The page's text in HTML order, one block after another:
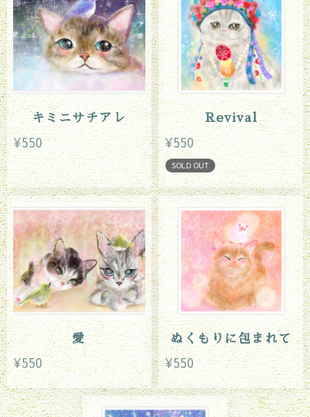
キミニサチアレ
¥550
Revival
¥550
SOLD OUT
愛
¥550
ぬくもりに包まれて
¥550